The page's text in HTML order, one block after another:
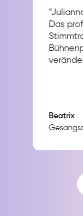
Das
Beatrix